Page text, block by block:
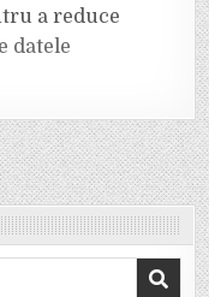
a reduce
datele